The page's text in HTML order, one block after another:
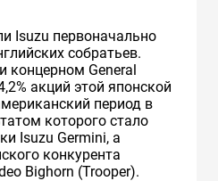
Isuzu первоначально
собратьев.
концерном General
акций этой японской
период в
которого стало
Isuzu Germini, а
конкурента
Bighorn (Trooper).